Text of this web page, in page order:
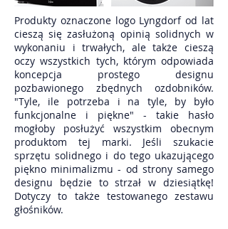
Produkty oznaczone logo Lyngdorf od lat
cieszą się zasłużoną opinią solidnych w
wykonaniu i trwałych, ale także cieszą
oczy wszystkich tych, którym odpowiada
koncepcja prostego designu
pozbawionego zbędnych ozdobników.
"Tyle, ile potrzeba i na tyle, by było
funkcjonalne i piękne" - takie hasło
mogłoby posłużyć wszystkim obecnym
produktom tej marki. Jeśli szukacie
sprzętu solidnego i do tego ukazującego
piękno minimalizmu - od strony samego
designu będzie to strzał w dziesiątkę!
Dotyczy to także testowanego zestawu
głośników.